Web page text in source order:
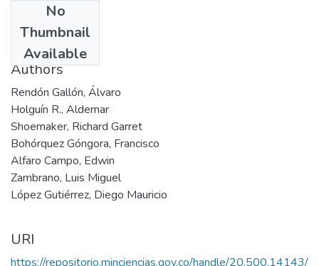
No
Thumbnail
Available
2003
Authors
Rendón Gallón, Álvaro
Holguín R., Aldemar
Shoemaker, Richard Garret
Bohórquez Góngora, Francisco
Alfaro Campo, Edwin
Zambrano, Luis Miguel
López Gutiérrez, Diego Mauricio
URI
https://repositorio.minciencias.gov.co/handle/20.500.14143/